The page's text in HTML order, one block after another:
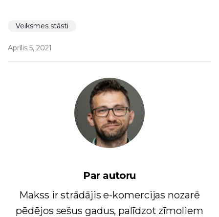
Veiksmes stāsti
Aprīlis 5, 2021
Par autoru
Makss ir strādājis e-komercijas nozarē
pēdējos sešus gadus, palīdzot zīmoliem